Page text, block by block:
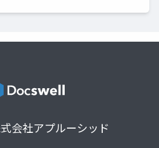
会社アプルーシッド